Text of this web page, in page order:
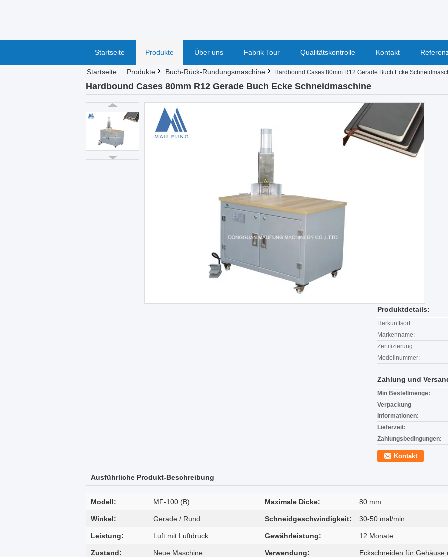
Startseite Produkte Über uns Fabrik Tour Qualitätskontrolle Kontakt
Startseite Produkte Buch-Rück-Rundungsmaschine Hardbound Cases 80mm R12 Gerade Buch Ecke
Hardbound Cases 80mm R12 Gerade Buch Ecke Schneidmaschine
Produktdetails:
Herkunftsort:
Markenname:
Zertifizierung:
Modellnummer:
Zahlung und
Min Bestellmenge:
Verpackung
Informationen:
Lieferzeit:
Zahlungsbedingungen:
Kontakt
Ausführliche Produkt-Beschreibung
Modell: MF-100 (B) Maximale Dicke: 80 mm
Winkel: Gerade / Rund Schneidgeschwindigkeit: 30-50 mal/min
Leistung: Luft mit Luftdruck Gewährleistung: 12 Monate
Zustand: Neue Maschine Verwendung: Eckschneiden für Gehäuse